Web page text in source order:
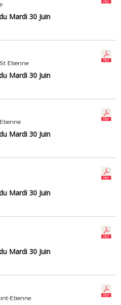
Mardi 30 Juin
Etienne
Mardi 30 Juin
Mardi 30 Juin
Mardi 30 Juin
Mardi 30 Juin
Etienne